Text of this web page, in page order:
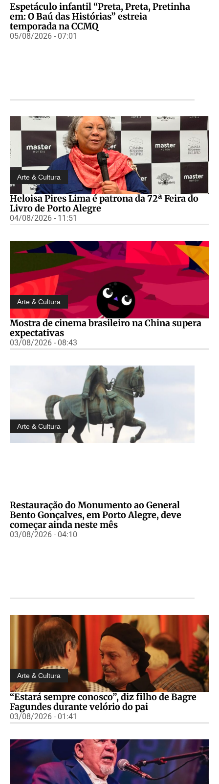
Espetáculo infantil “Preta, Preta, Pretinha
em: O Baú das Histórias” estreia
temporada na CCMQ
05/08/2026 - 07:01
Arte & Cultura
Heloisa Pires Lima é patrona da 72ª Feira do
Livro de Porto Alegre
04/08/2026 - 11:51
Arte & Cultura
Mostra de cinema brasileiro na China supera
expectativas
03/08/2026 - 08:43
Arte & Cultura
Restauração do Monumento ao General
Bento Gonçalves, em Porto Alegre, deve
começar ainda neste mês
03/08/2026 - 04:10
Arte & Cultura
“Estará sempre conosco”, diz filho de Bagre
Fagundes durante velório do pai
03/08/2026 - 01:41